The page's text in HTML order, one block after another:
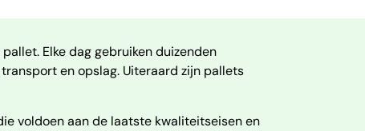
Elke dag gebruiken duizenden
en opslag. Uiteraard zijn pallets
voldoen aan de laatste kwaliteitseisen en